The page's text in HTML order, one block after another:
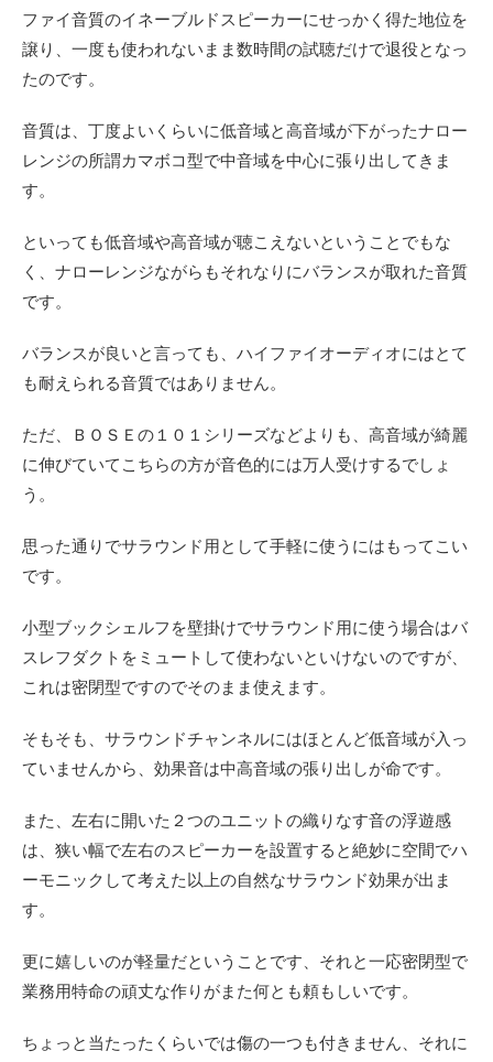
ファイ音質のイネーブルドスピーカーにせっかく得た地位を
譲り、一度も使われないまま数時間の試聴だけで退役となっ
たのです。
音質は、丁度よいくらいに低音域と高音域が下がったナロー
レンジの所謂カマボコ型で中音域を中心に張り出してきま
す。
といっても低音域や高音域が聴こえないということでもな
く、ナローレンジながらもそれなりにバランスが取れた音質
です。
バランスが良いと言っても、ハイファイオーディオにはとて
も耐えられる音質ではありません。
ただ、ＢＯＳＥの１０１シリーズなどよりも、高音域が綺麗
に伸びていてこちらの方が音色的には万人受けするでしょ
う。
思った通りでサラウンド用として手軽に使うにはもってこい
です。
小型ブックシェルフを壁掛けでサラウンド用に使う場合はバ
スレフダクトをミュートして使わないといけないのですが、
これは密閉型ですのでそのまま使えます。
そもそも、サラウンドチャンネルにはほとんど低音域が入っ
ていませんから、効果音は中高音域の張り出しが命です。
また、左右に開いた２つのユニットの織りなす音の浮遊感
は、狭い幅で左右のスピーカーを設置すると絶妙に空間でハ
ーモニックして考えた以上の自然なサラウンド効果が出ま
す。
更に嬉しいのが軽量だということです、それと一応密閉型で
業務用特命の頑丈な作りがまた何とも頼もしいです。
ちょっと当たったくらいでは傷の一つも付きません、それに